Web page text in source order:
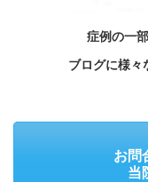
症例の一
ブログに様々
お問
当